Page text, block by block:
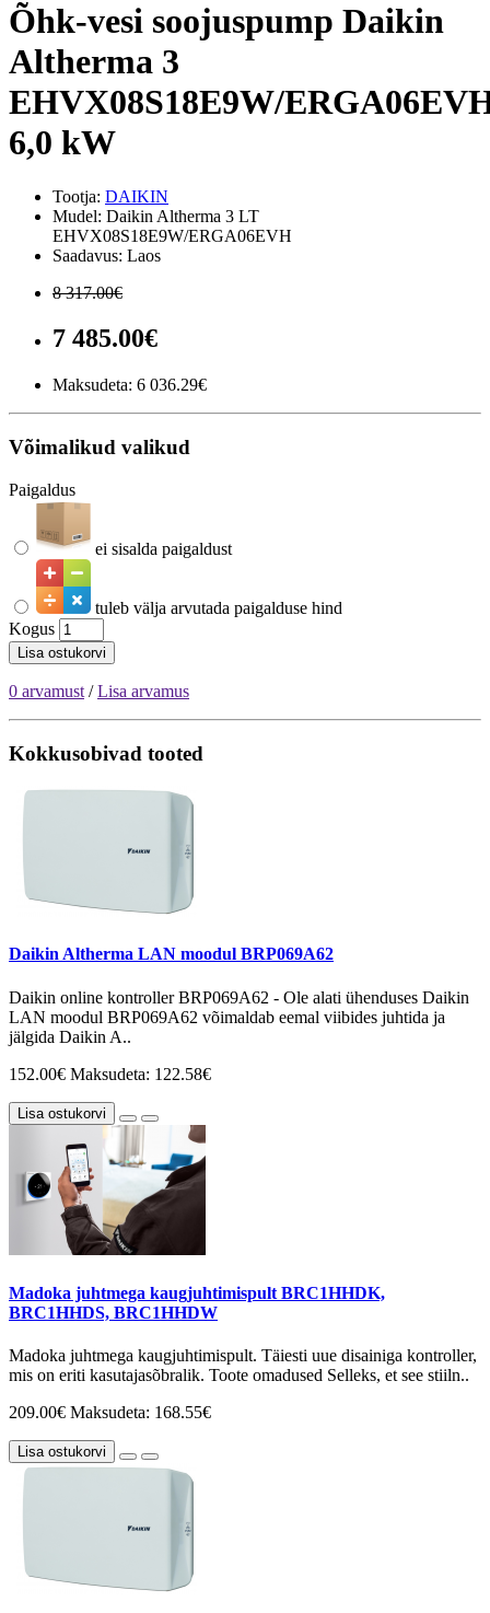
Õhk-vesi soojuspump Daikin
Altherma 3
EHVX08S18E9W/
6,0 kW
Tootja: DAIKIN
Mudel: Daikin Altherma 3 LT
EHVX08S18E9W/ERGA06EVH
Saadavus: Laos
8 317.00€
7 485.00€
Maksudeta: 6 036.29€
Võimalikud valikud
Paigaldus
ei sisalda paigaldust
tuleb välja arvutada paigalduse hind
Kogus
Lisa ostukorvi
0 arvamust /Lisa arvamus
Kokkusobivad tooted
Daikin Altherma LAN moodul BRP069A62
Daikin online kontroller BRP069A62 - Ole alati ühenduses Daikin
LAN moodul BRP069A62 võimaldab eemal viibides juhtida ja
jälgida Daikin A..
152.00€ Maksudeta: 122.58€
Lisa ostukorvi
Madoka juhtmega kaugjuhtimispult BRC1HHDK,
BRC1HHDS, BRC1HHDW
Madoka juhtmega kaugjuhtimispult. Täiesti uue disainiga kontroller,
mis on eriti kasutajasõbralik. Toote omadused Selleks, et see stiiln..
209.00€ Maksudeta: 168.55€
Lisa ostukorvi